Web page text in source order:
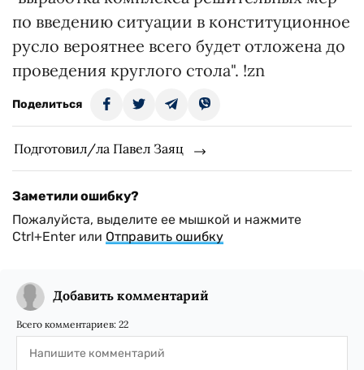
по введению ситуации в конституционное
русло вероятнее всего будет отложена до
проведения круглого стола". !zn
Поделиться
Подготовил/ла Павел Заяц
Заметили ошибку?
Пожалуйста, выделите ее мышкой и нажмите
Ctrl+Enter или Отправить ошибку
Добавить комментарий
Всего комментариев: 22